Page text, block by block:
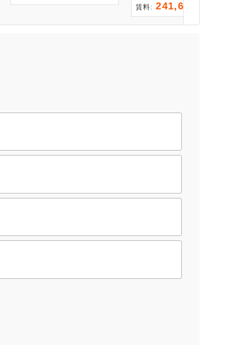
賃料:241,600